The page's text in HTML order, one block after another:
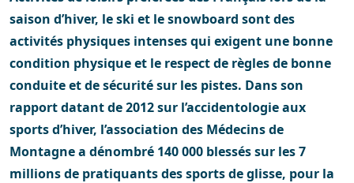
saison d’hiver, le ski et le snowboard sont des
activités physiques intenses qui exigent une bonne
condition physique et le respect de règles de bonne
conduite et de sécurité sur les pistes. Dans son
rapport datant de 2012 sur l’accidentologie aux
sports d’hiver, l’association des Médecins de
Montagne a dénombré 140 000 blessés sur les 7
millions de pratiquants des sports de glisse, pour la